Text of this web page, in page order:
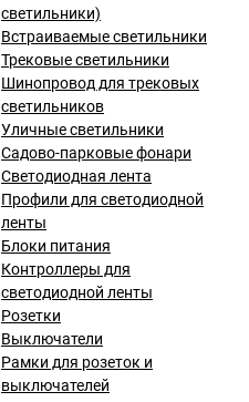
светильники)
Встраиваемые светильники
Трековые светильники
Шинопровод для трековых
светильников
Уличные светильники
Садово-парковые фонари
Светодиодная лента
Профили для светодиодной
ленты
Блоки питания
Контроллеры для
светодиодной ленты
Розетки
Выключатели
Рамки для розеток и
выключателей